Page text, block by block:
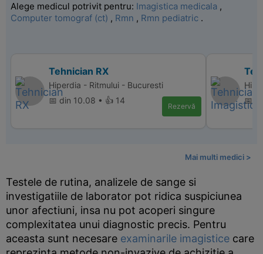
Alege medicul potrivit pentru: Imagistica medicala ,
Computer tomograf (ct) , Rmn , Rmn pediatric .
Tehnician RX
Hiperdia - Ritmului - Bucuresti
📅 din 10.08 • 👍 14
Rezervă
📅
Mai multi medici >
Testele de rutina, analizele de sange si
investigatiile de laborator pot ridica suspiciunea
unor afectiuni, insa nu pot acoperi singure
complexitatea unui diagnostic precis. Pentru
aceasta sunt necesare examinarile imagistice care